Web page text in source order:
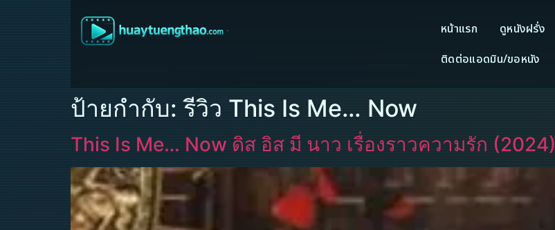
หน้าแรก ดูหนังฝรั่ง
ติดต่อแอดมิน/ขอหนัง
ป้ายกำกับ:รีวิว This Is Me… Now
This Is Me… Now ดิส อิส มี นาว เรื่องราวความรัก (2024)